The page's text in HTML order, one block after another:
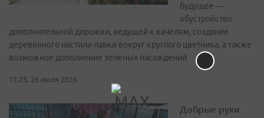
будущее —
обустройство
дополнительной дорожки, ведущей к качелям, создание
деревянного настила-лавки вокруг круглого цветника, а также
возможное дополнение зеленых насаждений
17:25, 26 июля 2026
Добрые руки